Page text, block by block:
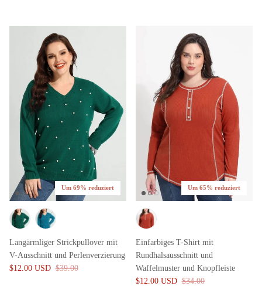
Um 69% reduziert
Langärmliger Strickpullover mit
V-Ausschnitt und Perlenverzierung
$12.00 USD $39.00
Um 65% reduziert
Einfarbiges T-Shirt mit
Rundhalsausschnitt und
Waffelmuster und Knopfleiste
$12.00 USD $34.00